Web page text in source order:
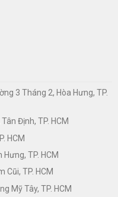
3 Tháng 2, Hòa Hưng, TP.
Định, TP. HCM
HCM
TP. HCM
Cũi, TP. HCM
Mỹ Tây, TP. HCM